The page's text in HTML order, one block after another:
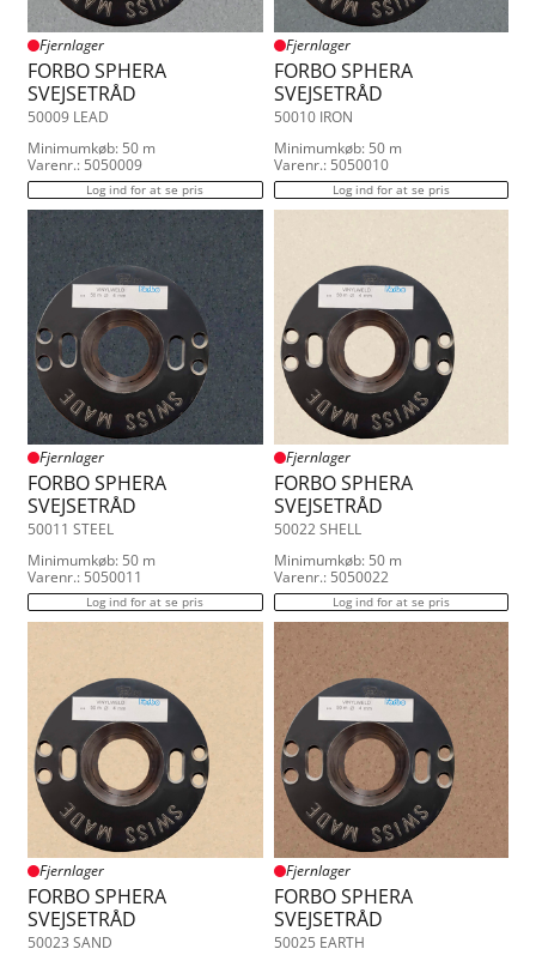
Fjernlager
FORBO SPHERA
SVEJSETRÅD
50009 LEAD
Minimumkøb: 50 m
Varenr.: 5050009
Log ind for at se pris
Fjernlager
FORBO SPHERA
SVEJSETRÅD
50010 IRON
Minimumkøb: 50 m
Varenr.: 5050010
Log ind for at se pris
Fjernlager
FORBO SPHERA
SVEJSETRÅD
50011 STEEL
Minimumkøb: 50 m
Varenr.: 5050011
Log ind for at se pris
Fjernlager
FORBO SPHERA
SVEJSETRÅD
50022 SHELL
Minimumkøb: 50 m
Varenr.: 5050022
Log ind for at se pris
Fjernlager
FORBO SPHERA
SVEJSETRÅD
50023 SAND
Fjernlager
FORBO SPHERA
SVEJSETRÅD
50025 EARTH